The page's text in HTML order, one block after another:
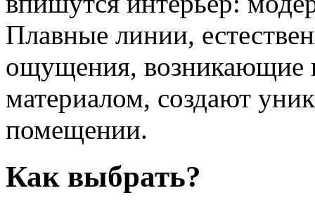
Плавные линии,
ощущения, возникающие
материалом, создают
помещении.
Как выбрать?